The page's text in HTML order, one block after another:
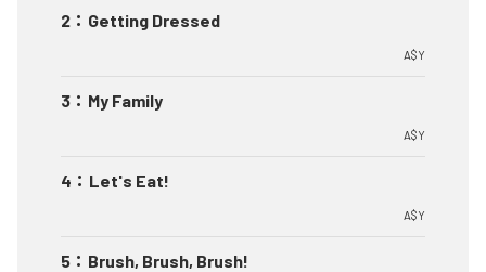
2 ： Getting Dressed
A$Y
3 ： My Family
A$Y
4 ： Let's Eat!
A$Y
5 ： Brush, Brush, Brush!